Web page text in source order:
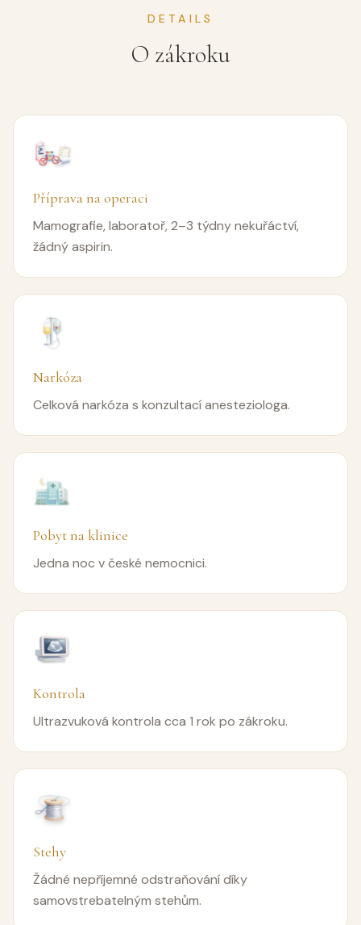
DETAILS
O zákroku
Příprava na operaci
Mamografie, laboratoř, 2–3 týdny nekuřáctví,
žádný aspirin.
Narkóza
Celková narkóza s konzultací anesteziologa.
Pobyt na klinice
Jedna noc v české nemocnici.
Kontrola
Ultrazvuková kontrola cca 1 rok po zákroku.
Stehy
Žádné nepříjemné odstraňování díky
samovstrebatelným stehům.